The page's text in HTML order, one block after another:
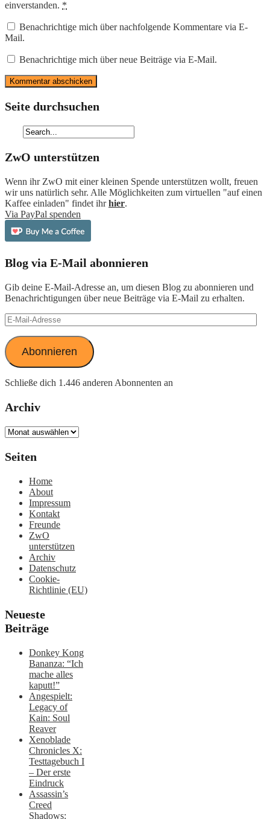
einverstanden. *
Benachrichtige mich über nachfolgende Kommentare via E-
Mail.
Benachrichtige mich über neue Beiträge via E-Mail.
Seite durchsuchen
ZwO unterstützen
Wenn ihr ZwO mit einer kleinen Spende unterstützen wollt, freuen
wir uns natürlich sehr. Alle Möglichkeiten zum virtuellen "auf einen
Kaffee einladen" findet ihrhier.
Via PayPal spenden
Blog via E-Mail abonnieren
Gib deine E-Mail-Adresse an, um diesen Blog zu abonnieren und
Benachrichtigungen über neue Beiträge via E-Mail zu erhalten.
E-
Mail-
Adresse
Abonnieren
Schließe dich 1.446 anderen Abonnenten an
Archiv
Archiv
Seiten
Home
About
Impressum
Kontakt
Freunde
ZwO
unterstützen
Archiv
Datenschutz
Cookie-
Richtlinie (EU)
Neueste
Beiträge
Donkey Kong
Bananza: “Ich
mache alles
kaputt!”
Angespielt:
Legacy of
Kain: Soul
Reaver
Xenoblade
Chronicles X:
Testtagebuch I
– Der erste
Eindruck
Assassin’s
Creed
Shadows: